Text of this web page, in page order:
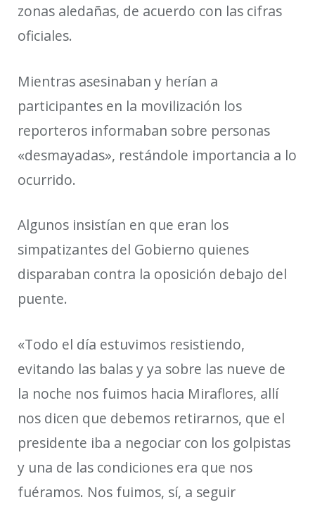
zonas aledañas, de acuerdo con las cifras
oficiales.
Mientras asesinaban y herían a
participantes en la movilización los
reporteros informaban sobre personas
«desmayadas», restándole importancia a lo
ocurrido.
Algunos insistían en que eran los
simpatizantes del Gobierno quienes
disparaban contra la oposición debajo del
puente.
«Todo el día estuvimos resistiendo,
evitando las balas y ya sobre las nueve de
la noche nos fuimos hacia Miraflores, allí
nos dicen que debemos retirarnos, que el
presidente iba a negociar con los golpistas
y una de las condiciones era que nos
fuéramos. Nos fuimos, sí, a seguir